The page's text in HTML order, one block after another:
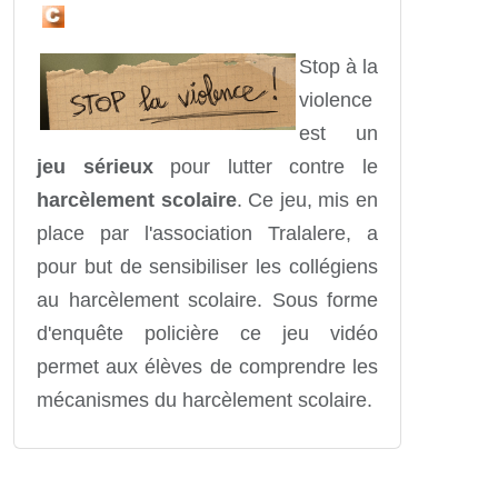
Stop à la
violence
est un
jeu sérieuxpour lutter contre le
harcèlement scolaire. Ce jeu, mis en
place par l'association Tralalere, a
pour but de sensibiliser les collégiens
au harcèlement scolaire. Sous forme
d'enquête policière ce jeu vidéo
permet aux élèves de comprendre les
mécanismes du harcèlement scolaire.